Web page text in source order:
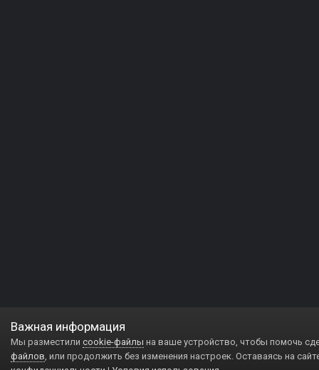
Важная информация
Мы разместили cookie-файлы на ваше устройство, чтобы помочь
файлов, или продолжить без изменения настроек. Оставаясь на